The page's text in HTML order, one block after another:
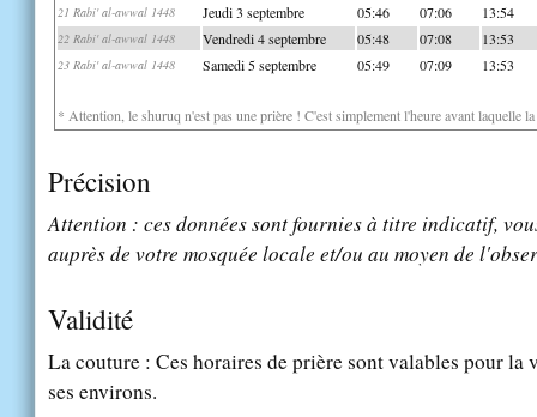
21 Rabi' al-awwal 1448 Jeudi 3 septembre 05:46 07:06 13:54
22 Rabi' al-awwal 1448 Vendredi 4 septembre 05:48 07:08 13:53
23 Rabi' al-awwal 1448 Samedi 5 septembre 05:49 07:09 13:53
* Attention, le shuruq n'est pas une prière ! C'est simplement l'heure avant laquelle
Précision
Attention : ces données sont fournies à titre indicatif,
auprès de votre mosquée locale et/ou au moyen de
Validité
La couture : Ces horaires de prière sont valables pour
ses environs.